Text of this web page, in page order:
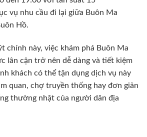
vụ nhu cầu đi lại giữa Buôn Ma
Hồ.
chính này, việc khám phá Buôn Ma
lân cận trở nên dễ dàng và tiết kiệm
khách có thể tận dụng dịch vụ này
quan, chợ truyền thống hay đơn giản
thường nhật của người dân địa